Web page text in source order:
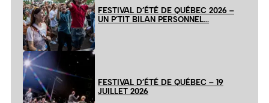
FESTIVAL D’ÉTÉ DE QUÉBEC 2026 –
UN P’TIT BILAN PERSONNEL…
FESTIVAL D’ÉTÉ DE QUÉBEC – 19
JUILLET 2026